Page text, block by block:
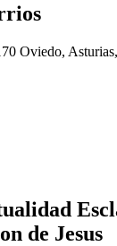
Oviedo,
de Jesus